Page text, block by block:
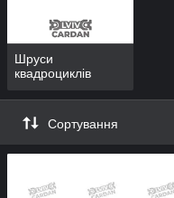
Шруси
квадроциклів
Сортування